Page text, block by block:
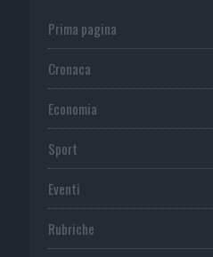
Prima pagina
Cronaca
Economia
Sport
Eventi
Rubriche